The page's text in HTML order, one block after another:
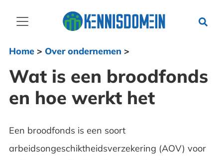
Home> Over ondernemen >
Wat is een broodfonds
en hoe werkt het
Een broodfonds is een soort
arbeidsongeschiktheidsverzekering (AOV) voor